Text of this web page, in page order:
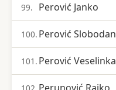
99. Perović Janko
100. Perović Slobodan
101. Perović Veselinka